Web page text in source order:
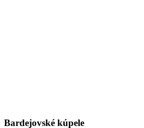
Bardejovské kúpele